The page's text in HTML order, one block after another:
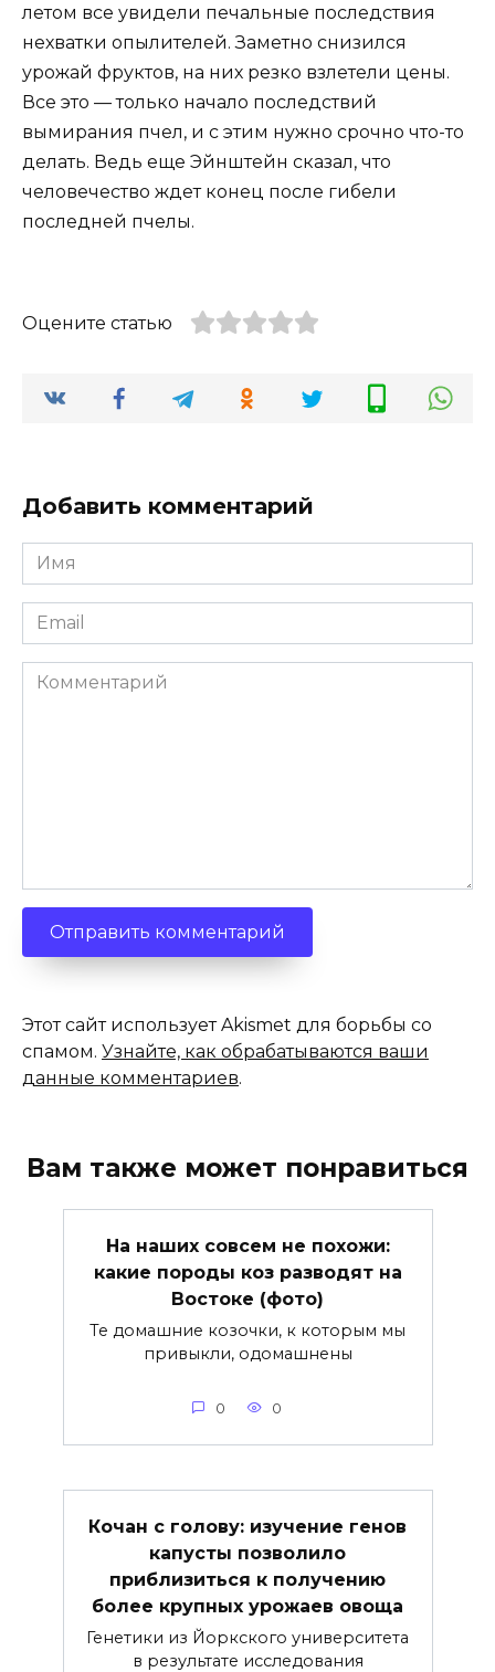
летом все увидели печальные последствия
нехватки опылителей. Заметно снизился
урожай фруктов, на них резко взлетели цены.
Все это — только начало последствий
вымирания пчел, и с этим нужно срочно что-то
делать. Ведь еще Эйнштейн сказал, что
человечество ждет конец после гибели
последней пчелы.
Оцените статью
Добавить комментарий
Имя
*
Email
*
Комментарий
Этот сайт использует Akismet для борьбы со
спамом. Узнайте, как обрабатываются ваши
данные комментариев.
Вам также может понравиться
На наших совсем не похожи:
какие породы коз разводят на
Востоке (фото)
Те домашние козочки, к которым мы
привыкли, одомашнены
0 0
Кочан с голову: изучение генов
капусты позволило
приблизиться к получению
более крупных урожаев овоща
Генетики из Йоркского университета
в результате исследования